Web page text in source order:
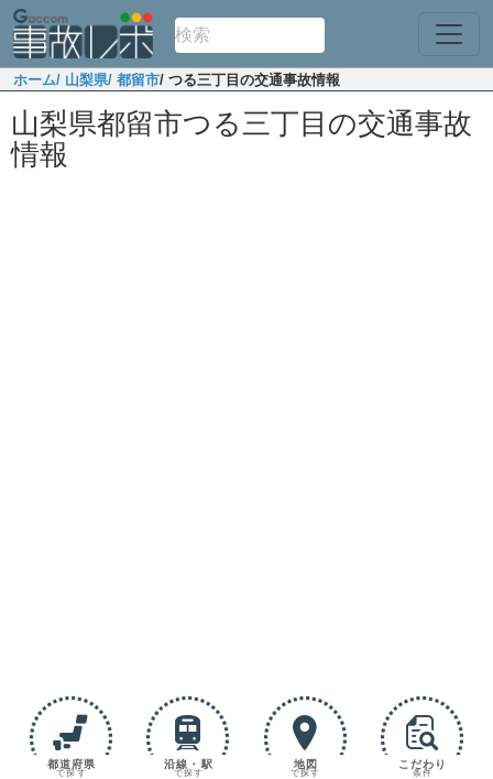
ホーム/ 山梨県/ 都留市/ つる三丁目の交通事故情報
山梨県都留市つる三丁目の交通事故
情報
都道府県
で探す
沿線・駅
で探す
地図
で探す
こだわり
条件